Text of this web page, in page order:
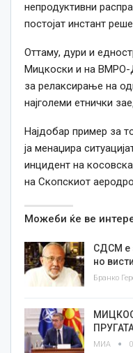
непродуктивни
постојат инстант
Оттаму, дури и
Мицкоски и на
за релаксирање на
најголеми етнички
Најдобар пример за
ја менаџира
инцидент на
на Скопскиот
Можеби ќе ве
СДСМ е
но
Бранко
МИА